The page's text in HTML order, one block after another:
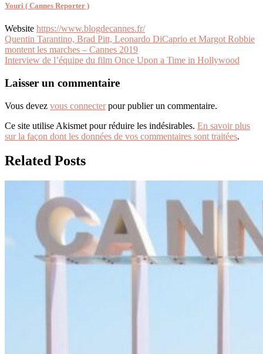
Youri ( Cannes Reporter )
Website https://www.blogdecannes.fr/
Navigation
de
Quentin Tarantino, Brad Pitt, Leonardo DiCaprio et Margot Robbie
montent les marches – Cannes 2019
Interview de l’équipe du film Once Upon a Time in Hollywood
Laisser un commentaire
Vous devez vous connecterpour publier un commentaire.
Ce site utilise Akismet pour réduire les indésirables. En savoir plus
sur la façon dont les données de vos commentaires sont traitées.
Related Posts